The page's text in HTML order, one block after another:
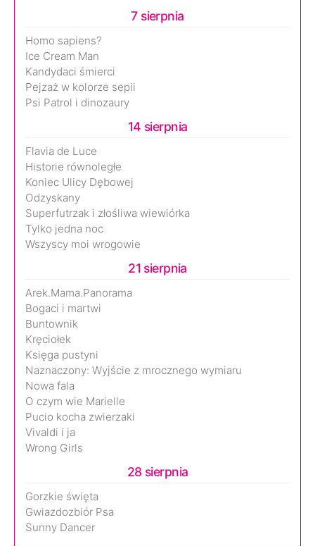
7 sierpnia
Homo sapiens?
Ice Cream Man
Kandydaci śmierci
Pejzaż w kolorze sepii
Psi Patrol i dinozaury
14 sierpnia
Flavia de Luce
Historie równoległe
Koniec Ulicy Dębowej
Odzyskany
Superfutrzak i złośliwa wiewiórka
Tylko jedna noc
Wszyscy moi wrogowie
21 sierpnia
Arek.Mama.Panorama
Bogaci i martwi
Buntownik
Kręciołek
Księga pustyni
Naznaczony: Wyjście z mrocznego wymiaru
Nowa fala
O czym wie Marielle
Pucio kocha zwierzaki
Vivaldi i ja
Wrong Girls
28 sierpnia
Gorzkie święta
Gwiazdozbiór Psa
Sunny Dancer